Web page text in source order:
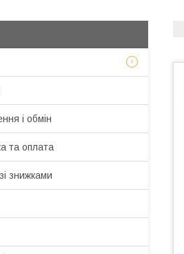
і обмін
та оплата
знижками